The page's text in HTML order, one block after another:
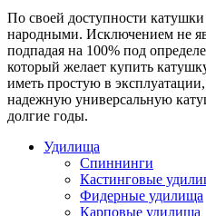
По своей доступности
народными. Исключением не
подпадая на 100% под
который желает купить
иметь простую в
надежную универсальную
долгие годы.
Удилища
Спиннинги
Кастинговые
Фидерные удилища
Карповые удилища